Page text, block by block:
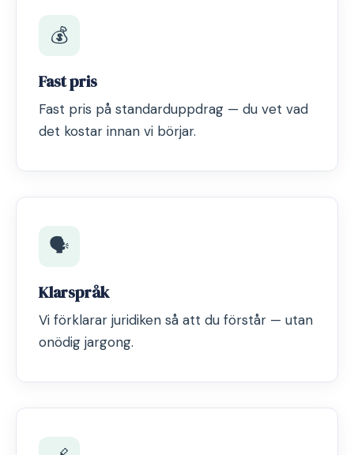
💰
Fast pris
Fast pris på standarduppdrag — du vet vad
det kostar innan vi börjar.
🗣️
Klarspråk
Vi förklarar juridiken så att du förstår — utan
onödig jargong.